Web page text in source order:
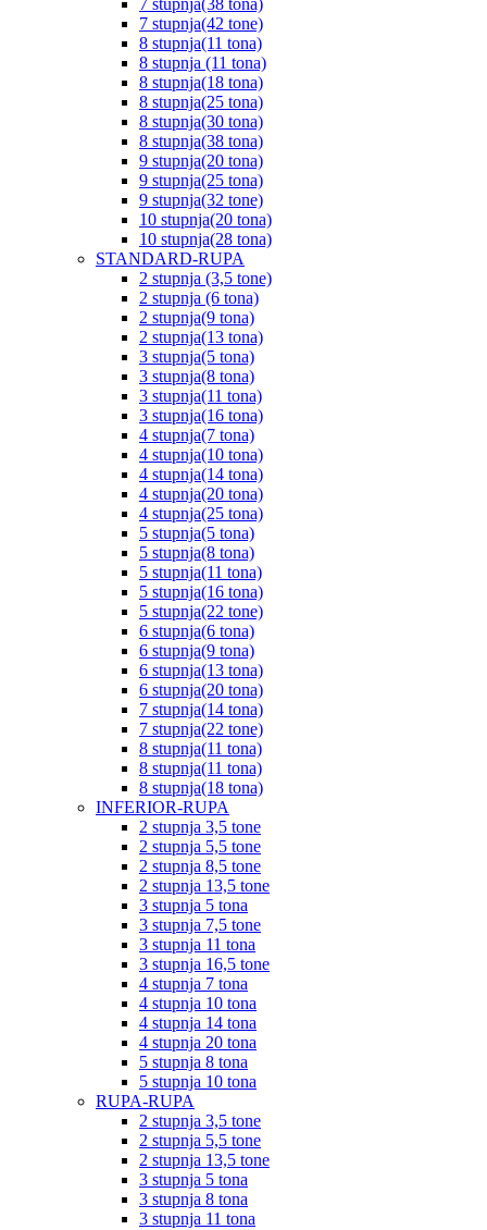
7 stupnja(38 tona)
7 stupnja(42 tone)
8 stupnja(11 tona)
8 stupnja (11 tona)
8 stupnja(18 tona)
8 stupnja(25 tona)
8 stupnja(30 tona)
8 stupnja(38 tona)
9 stupnja(20 tona)
9 stupnja(25 tona)
9 stupnja(32 tone)
10 stupnja(20 tona)
10 stupnja(28 tona)
STANDARD-RUPA
2 stupnja (3,5 tone)
2 stupnja (6 tona)
2 stupnja(9 tona)
2 stupnja(13 tona)
3 stupnja(5 tona)
3 stupnja(8 tona)
3 stupnja(11 tona)
3 stupnja(16 tona)
4 stupnja(7 tona)
4 stupnja(10 tona)
4 stupnja(14 tona)
4 stupnja(20 tona)
4 stupnja(25 tona)
5 stupnja(5 tona)
5 stupnja(8 tona)
5 stupnja(11 tona)
5 stupnja(16 tona)
5 stupnja(22 tone)
6 stupnja(6 tona)
6 stupnja(9 tona)
6 stupnja(13 tona)
6 stupnja(20 tona)
7 stupnja(14 tona)
7 stupnja(22 tone)
8 stupnja(11 tona)
8 stupnja(11 tona)
8 stupnja(18 tona)
INFERIOR-RUPA
2 stupnja 3,5 tone
2 stupnja 5,5 tone
2 stupnja 8,5 tone
2 stupnja 13,5 tone
3 stupnja 5 tona
3 stupnja 7,5 tone
3 stupnja 11 tona
3 stupnja 16,5 tone
4 stupnja 7 tona
4 stupnja 10 tona
4 stupnja 14 tona
4 stupnja 20 tona
5 stupnja 8 tona
5 stupnja 10 tona
RUPA-RUPA
2 stupnja 3,5 tone
2 stupnja 5,5 tone
2 stupnja 13,5 tone
3 stupnja 5 tona
3 stupnja 8 tona
3 stupnja 11 tona